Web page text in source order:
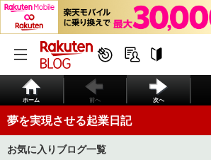
ホーム 前へ 次へ
夢を実現させる起業日記
お気に入りブログ一覧